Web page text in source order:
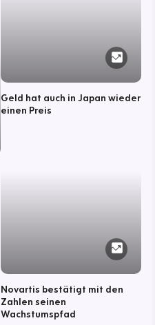
Geld hat auch in Japan wieder
einen Preis
Novartis bestätigt mit den
Zahlen seinen
Wachstumspfad